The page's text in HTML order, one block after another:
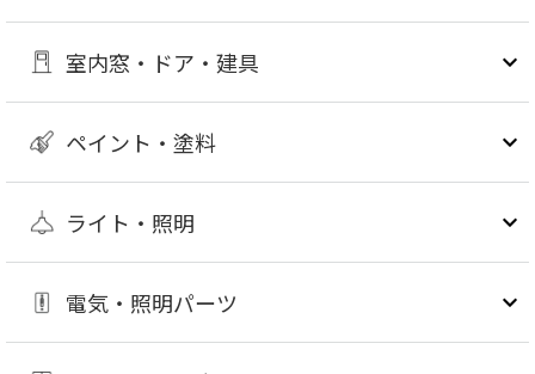
室内窓・ドア・建具
ペイント・塗料
ライト・照明
電気・照明パーツ